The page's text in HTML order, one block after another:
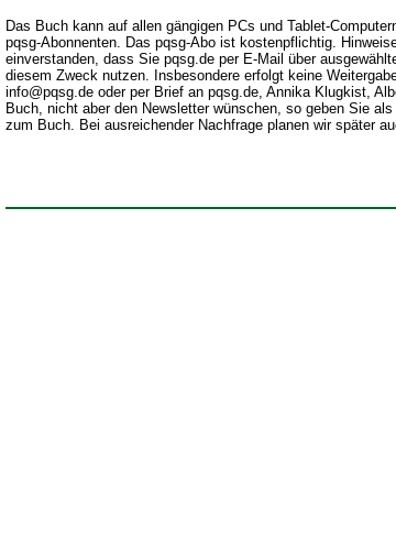
Das Buch kann auf allen gängigen PCs und Tablet-
pqsg-Abonnenten. Das pqsg-Abo ist kostenpflichtig.
einverstanden, dass Sie pqsg.de per E-Mail über
diesem Zweck nutzen. Insbesondere erfolgt keine
info@pqsg.de oder per Brief an pqsg.de, Annika Klugkist,
Buch, nicht aber den Newsletter wünschen, so geben Sie
zum Buch. Bei ausreichender Nachfrage planen wir später